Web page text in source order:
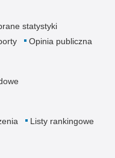
statystyki
Opinia publiczna
Listy rankingowe